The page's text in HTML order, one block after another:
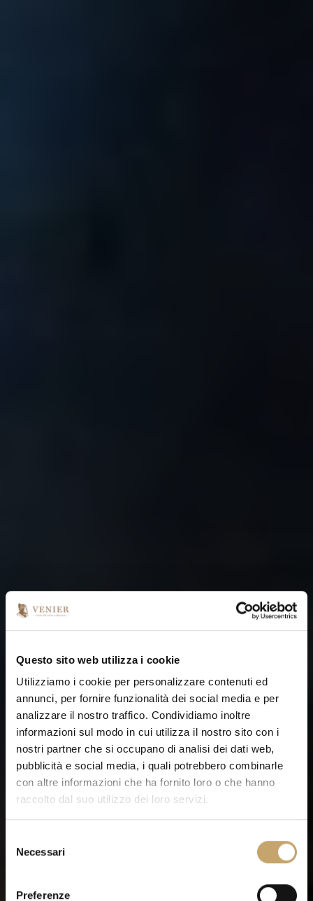
Questo sito web utilizza i cookie
Utilizziamo i cookie per personalizzare contenuti ed
annunci, per fornire funzionalità dei social media e per
analizzare il nostro traffico. Condividiamo inoltre
informazioni sul modo in cui utilizza il nostro sito con i
nostri partner che si occupano di analisi dei dati web,
pubblicità e social media, i quali potrebbero combinarle
con altre informazioni che ha fornito loro o che hanno
raccolto dal suo utilizzo dei loro servizi.
Necessari
Preferenze
KNOWLEDGE